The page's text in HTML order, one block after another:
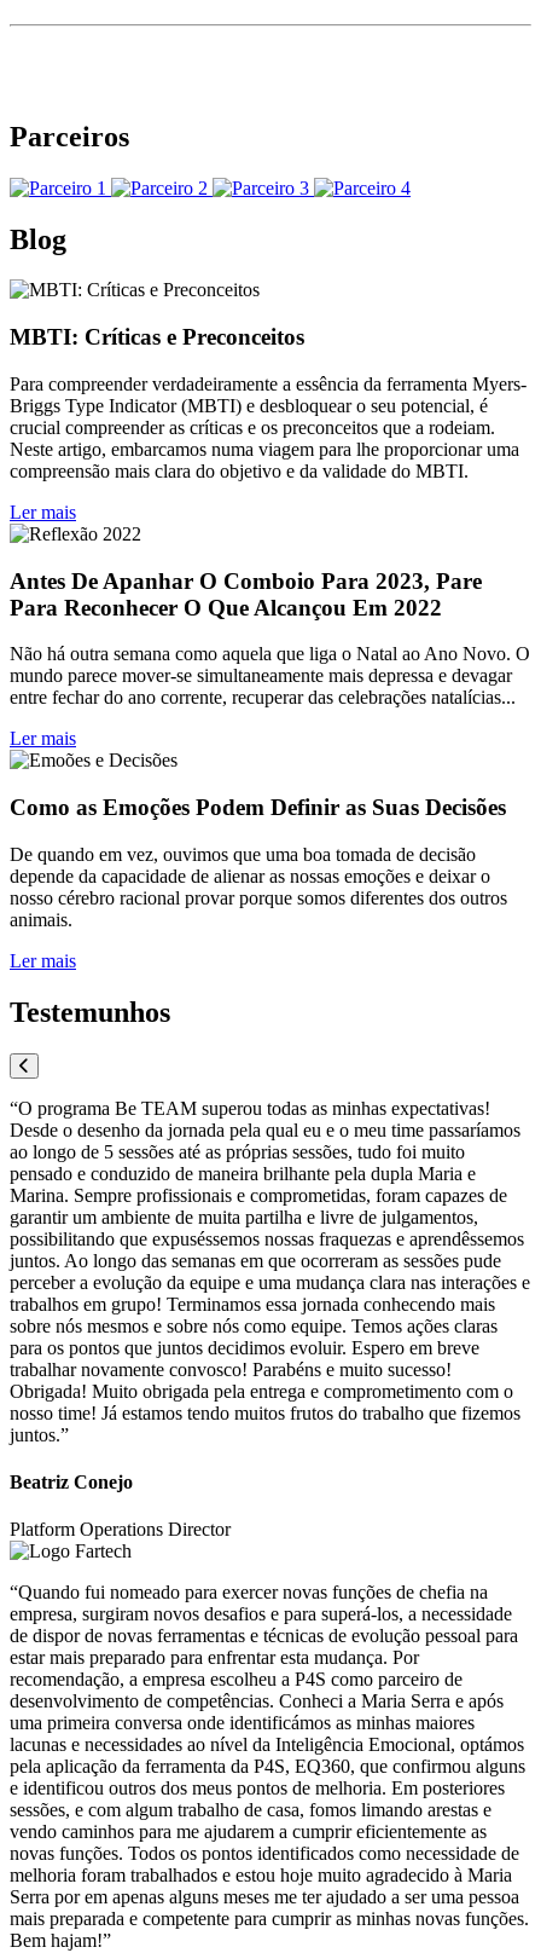
Parceiros
Blog
MBTI: Críticas e Preconceitos
Para compreender verdadeiramente a essência da ferramenta Myers-
Briggs Type Indicator (MBTI) e desbloquear o seu potencial, é
crucial compreender as críticas e os preconceitos que a rodeiam.
Neste artigo, embarcamos numa viagem para lhe proporcionar uma
compreensão mais clara do objetivo e da validade do MBTI.
Ler mais
Antes De Apanhar O Comboio Para 2023, Pare
Para Reconhecer O Que Alcançou Em 2022
Não há outra semana como aquela que liga o Natal ao Ano Novo. O
mundo parece mover-se simultaneamente mais depressa e devagar
entre fechar do ano corrente, recuperar das celebrações natalícias...
Ler mais
Como as Emoções Podem Definir as Suas Decisões
De quando em vez, ouvimos que uma boa tomada de decisão
depende da capacidade de alienar as nossas emoções e deixar o
nosso cérebro racional provar porque somos diferentes dos outros
animais.
Ler mais
Testemunhos
“O programa Be TEAM superou todas as minhas expectativas!
Desde o desenho da jornada pela qual eu e o meu time passaríamos
ao longo de 5 sessões até as próprias sessões, tudo foi muito
pensado e conduzido de maneira brilhante pela dupla Maria e
Marina. Sempre profissionais e comprometidas, foram capazes de
garantir um ambiente de muita partilha e livre de julgamentos,
possibilitando que expuséssemos nossas fraquezas e aprendêssemos
juntos. Ao longo das semanas em que ocorreram as sessões pude
perceber a evolução da equipe e uma mudança clara nas interações e
trabalhos em grupo! Terminamos essa jornada conhecendo mais
sobre nós mesmos e sobre nós como equipe. Temos ações claras
para os pontos que juntos decidimos evoluir. Espero em breve
trabalhar novamente convosco! Parabéns e muito sucesso!
Obrigada! Muito obrigada pela entrega e comprometimento com o
nosso time! Já estamos tendo muitos frutos do trabalho que fizemos
juntos.”
Beatriz Conejo
Platform Operations Director
“Quando fui nomeado para exercer novas funções de chefia na
empresa, surgiram novos desafios e para superá-los, a necessidade
de dispor de novas ferramentas e técnicas de evolução pessoal para
estar mais preparado para enfrentar esta mudança. Por
recomendação, a empresa escolheu a P4S como parceiro de
desenvolvimento de competências. Conheci a Maria Serra e após
uma primeira conversa onde identificámos as minhas maiores
lacunas e necessidades ao nível da Inteligência Emocional, optámos
pela aplicação da ferramenta da P4S, EQ360, que confirmou alguns
e identificou outros dos meus pontos de melhoria. Em posteriores
sessões, e com algum trabalho de casa, fomos limando arestas e
vendo caminhos para me ajudarem a cumprir eficientemente as
novas funções. Todos os pontos identificados como necessidade de
melhoria foram trabalhados e estou hoje muito agradecido à Maria
Serra por em apenas alguns meses me ter ajudado a ser uma pessoa
mais preparada e competente para cumprir as minhas novas funções.
Bem hajam!”